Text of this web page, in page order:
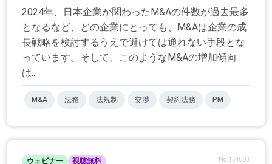
2024年、日本企業が関わったM&Aの件数が過去最多
となるなど、どの企業にとっても、M&Aは企業の成
長戦略を検討するうえで避けては通れない手段とな
っています。そして、このようなM&Aの増加傾向
は...
M&A 法務 法規制 交渉 契約法務 PM
ウェビナー 視聴無料 No.154883